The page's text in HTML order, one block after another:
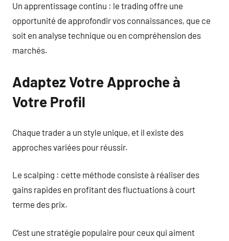
Un apprentissage continu : le trading offre une
opportunité de approfondir vos connaissances, que ce
soit en analyse technique ou en compréhension des
marchés.
Adaptez Votre Approche à
Votre Profil
Chaque trader a un style unique, et il existe des
approches variées pour réussir.
Le scalping : cette méthode consiste à réaliser des
gains rapides en profitant des fluctuations à court
terme des prix.
C’est une stratégie populaire pour ceux qui aiment